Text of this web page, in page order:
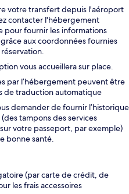
votre transfert depuis l'aéroport
contacter l'hébergement
pour fournir les informations
aux coordonnées fournies
vous accueillera sur place.
par l’hébergement peuvent être
de traduction automatique
demander de fournir l’historique
tampons des services
votre passeport, par exemple)
bonne santé.
(par carte de crédit, de
les frais accessoires